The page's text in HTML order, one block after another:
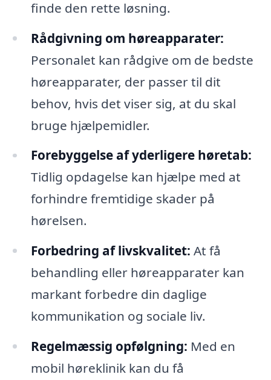
finde den rette løsning.
Rådgivning om høreapparater:
Personalet kan rådgive om de bedste
høreapparater, der passer til dit
behov, hvis det viser sig, at du skal
bruge hjælpemidler.
Forebyggelse af yderligere høretab:
Tidlig opdagelse kan hjælpe med at
forhindre fremtidige skader på
hørelsen.
Forbedring af livskvalitet: At få
behandling eller høreapparater kan
markant forbedre din daglige
kommunikation og sociale liv.
Regelmæssig opfølgning: Med en
mobil høreklinik kan du få